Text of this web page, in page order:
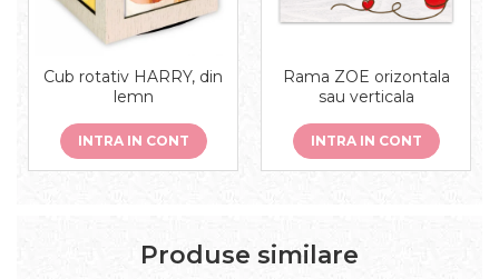
Cub rotativ HARRY, din
lemn
INTRA IN CONT
Rama ZOE orizontala
sau verticala
INTRA IN CONT
Produse similare